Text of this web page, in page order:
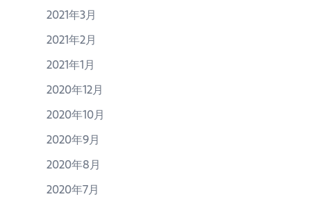
2021年3月
2021年2月
2021年1月
2020年12月
2020年10月
2020年9月
2020年8月
2020年7月